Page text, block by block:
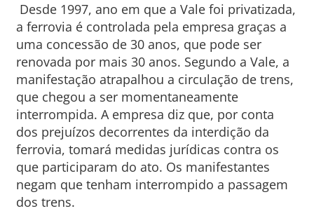
Desde 1997, ano em que a Vale foi privatizada,
a ferrovia é controlada pela empresa graças a
uma concessão de 30 anos, que pode ser
renovada por mais 30 anos. Segundo a Vale, a
manifestação atrapalhou a circulação de trens,
que chegou a ser momentaneamente
interrompida. A empresa diz que, por conta
dos prejuízos decorrentes da interdição da
ferrovia, tomará medidas jurídicas contra os
que participaram do ato. Os manifestantes
negam que tenham interrompido a passagem
dos trens.